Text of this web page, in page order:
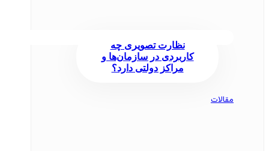
نظارت تصویری چه
کاربردی در سازمان‌ها و
مراکز دولتی دارد؟
مقالات